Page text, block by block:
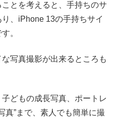
とを考えると、手持ちのサ
、iPhone 13の手持ちサイ
。
写真撮影が出来るところも
どもの成長写真、ポートレ
真”まで、素人でも簡単に撮